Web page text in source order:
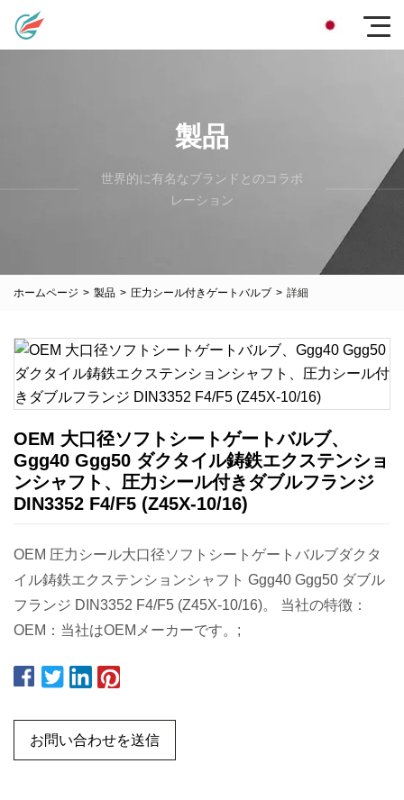
製品
世界的に有名なブランドとのコラボ
レーション
ホームページ > 製品 > 圧力シール付きゲートバルブ > 詳細
OEM 大口径ソフトシートゲートバルブ、
Ggg40 Ggg50 ダクタイル鋳鉄エクステンショ
ンシャフト、圧力シール付きダブルフランジ
DIN3352 F4/F5 (Z45X-10/16)
OEM 圧力シール大口径ソフトシートゲートバルブダクタ
イル鋳鉄エクステンションシャフト Ggg40 Ggg50 ダブル
フランジ DIN3352 F4/F5 (Z45X-10/16)。 当社の特徴：
OEM：当社はOEMメーカーです。;
お問い合わせを送信